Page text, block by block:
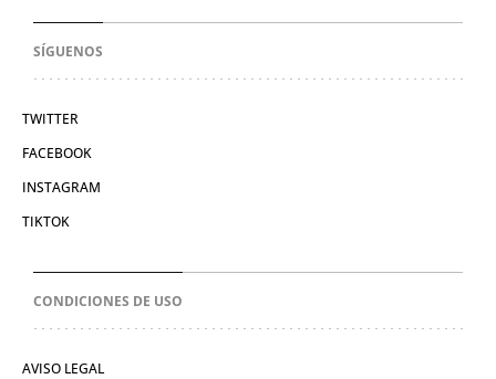
SÍGUENOS
TWITTER
FACEBOOK
INSTAGRAM
TIKTOK
CONDICIONES DE USO
AVISO LEGAL